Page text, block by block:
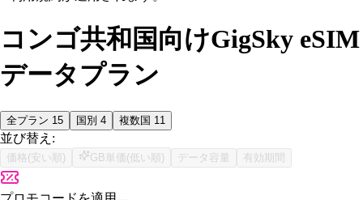
コンゴ共和国向けGigSky eSIM
データプラン
全プラン 15 国別 4 複数国 11
並び替え:
価格(安い順) GB単価(低い順) データ容量 有効期間